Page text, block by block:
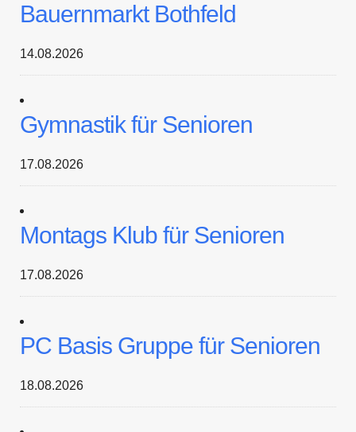
Bauernmarkt Bothfeld
14.08.2026
Gymnastik für Senioren
17.08.2026
Montags Klub für Senioren
17.08.2026
PC Basis Gruppe für Senioren
18.08.2026